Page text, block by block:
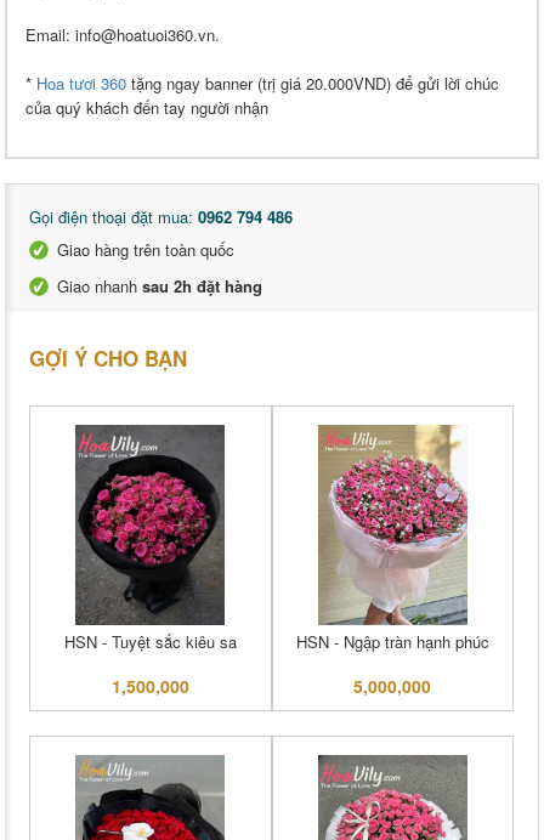
Email: info@hoatuoi360.vn.
* Hoa tươi 360 tặng ngay banner (trị giá 20.000VND) để gửi lời chúc
của quý khách đến tay người nhận
Gọi điện thoại đặt mua: 0962 794 486
Giao hàng trên toàn quốc
Giao nhanh sau 2h đặt hàng
GỢI Ý CHO BẠN
HSN - Tuyệt sắc kiêu sa
1,500,000
HSN - Ngập tràn hạnh phúc
5,000,000